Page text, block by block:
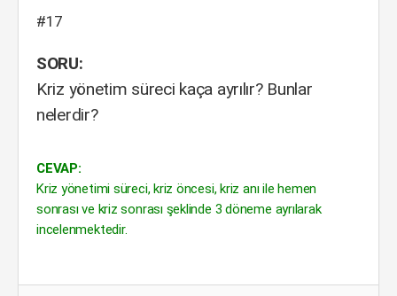
#17
SORU:
Kriz yönetim süreci kaça ayrılır? Bunlar
nelerdir?
CEVAP:
Kriz yönetimi süreci, kriz öncesi, kriz anı ile hemen
sonrası ve kriz sonrası şeklinde 3 döneme ayrılarak
incelenmektedir.